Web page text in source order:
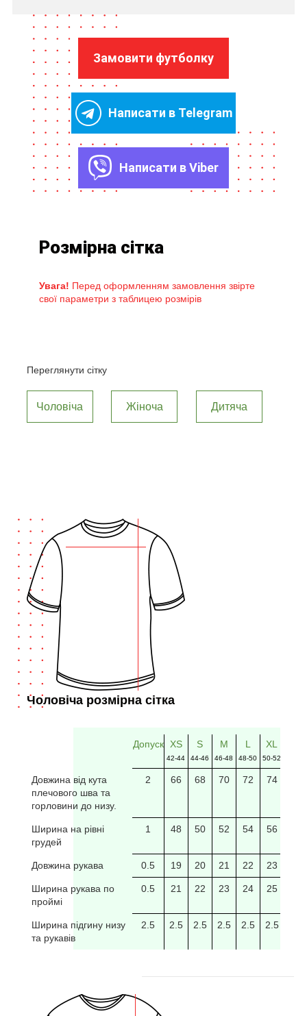
Замовити футболку
Написати в Telegram
Написати в Viber
Розмірна сітка
Увага! Перед оформленням замовлення звірте
свої параметри з таблицею розмірів
Переглянути сітку
Чоловіча Жіноча Дитяча
Чоловіча розмірна сітка
Допуск XS
42-44
S
44-46
M
46-48
L
48-50
XL
50-52
Довжина від кута
плечового шва та
горловини до низу.
2 66 68 70 72 74
Ширина на рівні
грудей
1 48 50 52 54 56
Довжина рукава 0.5 19 20 21 22 23
Ширина рукава по
проймі
0.5 21 22 23 24 25
Ширина підгину низу
та рукавів
2.5 2.5 2.5 2.5 2.5 2.5